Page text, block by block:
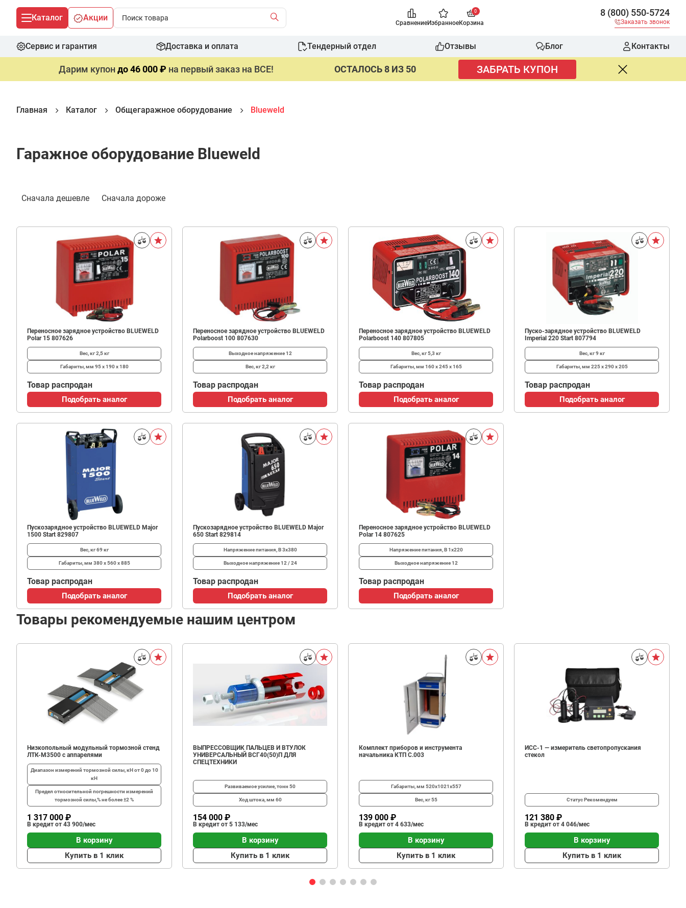
Каталог Акции
СравнениеИзбранное
0
Корзина
8 (800) 550-5724
Заказать звонок
Сервис и гарантия Доставка и оплата Тендерный отдел Отзывы Блог Контакты
Дарим купондо 46 000 ₽ на первый заказ на ВСЕ! ОСТАЛОСЬ 8 ИЗ 50 ЗАБРАТЬ КУПОН
Главная Каталог Общегаражное оборудование Blueweld
Гаражное оборудование Blueweld
Сначала дешевле Сначала дороже
Переносное зарядное устройство BLUEWELD
Polar 15 807626
Вес, кг2,5 кг
Габариты, мм 95 х 190 х 180
Товар распродан
Подобрать аналог
Переносное зарядное устройство BLUEWELD
Polarboost 100 807630
Выходное напряжение12
Вес, кг2,2 кг
Товар распродан
Подобрать аналог
Переносное зарядное устройство BLUEWELD
Polarboost 140 807805
Вес, кг5,3 кг
Габариты, мм 160 х 245 х 165
Товар распродан
Подобрать аналог
Пуско-зарядное устройство BLUEWELD
Imperial 220 Start 807794
Вес, кг9 кг
Габариты, мм 225 х 290 х 205
Товар распродан
Подобрать аналог
Пускозарядное устройство BLUEWELD Major
1500 Start 829807
Вес, кг69 кг
Габариты, мм 380 х 560 х 885
Товар распродан
Подобрать аналог
Пускозарядное устройство BLUEWELD Major
650 Start 829814
Напряжение питания, В3x380
Выходное напряжение12 / 24
Товар распродан
Подобрать аналог
Переносное зарядное устройство BLUEWELD
Polar 14 807625
Напряжение питания, В1x220
Выходное напряжение12
Товар распродан
Подобрать аналог
Товары рекомендуемые нашим центром
Низкопольный модульный тормозной стенд
ЛТК-М3500 с аппарелями
Диапазон измерений тормозной силы, кНот 0 до 10
кН
Предел относительной погрешности измерений
тормозной силы,%не более ±2 %
1 317 000 ₽
В кредит от 43 900/мес
В корзину
Купить в 1 клик
ВЫПРЕССОВЩИК ПАЛЬЦЕВ И ВТУЛОК
УНИВЕРСАЛЬНЫЙ ВСГ40(50)П ДЛЯ
СПЕЦТЕХНИКИ
Развиваемое усилие, тонн 50
Ход штока, мм 60
154 000 ₽
В кредит от 5 133/мес
В корзину
Купить в 1 клик
Комплект приборов и инструмента
начальника КТП C.003
Габариты, мм 520х1021х557
Вес, кг55
139 000 ₽
В кредит от 4 633/мес
В корзину
Купить в 1 клик
ИСС-1 — измеритель светопропускания
стекол
СтатусРекомендуем
121 380 ₽
В кредит от 4 046/мес
В корзину
Купить в 1 клик